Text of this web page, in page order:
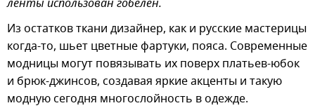
ленты использован гобелен.
Из остатков ткани дизайнер, как и русские мастерицы
когда-то, шьет цветные фартуки, пояса. Современные
модницы могут повязывать их поверх платьев-юбок
и брюк-джинсов, создавая яркие акценты и такую
модную сегодня многослойность в одежде.